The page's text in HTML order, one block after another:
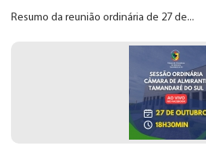
Resumo da reunião ordinária de 27 de...